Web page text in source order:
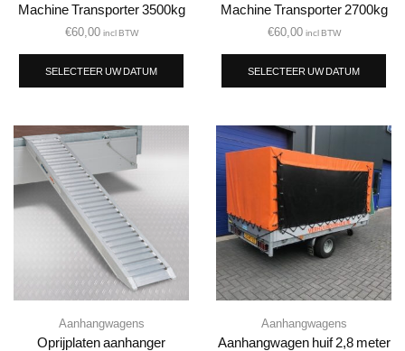
Machine Transporter 3500kg
€60,00 incl BTW
SELECTEER UW DATUM
Machine Transporter 2700kg
€60,00 incl BTW
SELECTEER UW DATUM
Aanhangwagens
Oprijplaten aanhanger
Aanhangwagens
Aanhangwagen huif 2,8 meter